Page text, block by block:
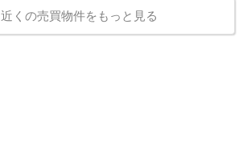
近くの売買物件をもっと見る